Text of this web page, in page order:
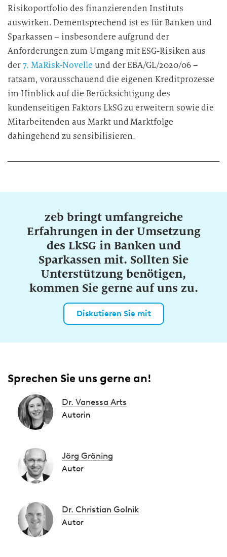
Risikoportfolio des finanzierenden Instituts
auswirken. Dementsprechend ist es für Banken und
Sparkassen – insbesondere aufgrund der
Anforderungen zum Umgang mit ESG-Risiken aus
der7. MaRisk-Novelle und der EBA/GL/2020/06 –
ratsam, vorausschauend die eigenen Kreditprozesse
im Hinblick auf die Berücksichtigung des
kundenseitigen Faktors LkSG zu erweitern sowie die
Mitarbeitenden aus Markt und Marktfolge
dahingehend zu sensibilisieren.
zeb bringt umfangreiche
Erfahrungen in der Umsetzung
des LkSG in Banken und
Sparkassen mit. Sollten Sie
Unterstützung benötigen,
kommen Sie gerne auf uns zu.
Diskutieren Sie mit
Sprechen Sie uns gerne an!
Dr. Vanessa Arts
Autorin
Jörg Gröning
Autor
Dr. Christian Golnik
Autor